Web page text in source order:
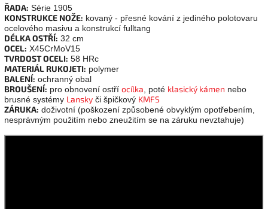
ŘADA: Série 1905
KONSTRUKCE NOŽE: kovaný - přesné kování z jediného polotovaru
ocelového masivu a konstrukcí fulltang
DÉLKA OSTŘÍ: 32 cm
OCEL: X45CrMoV15
TVRDOST OCELI: 58 HRc
MATERIÁL RUKOJETI: polymer
BALENÍ: ochranný obal
BROUŠENÍ: pro obnovení ostří ocílka , poté klasický kámen nebo
brusné systémy Lansky či špičkový KMFS
ZÁRUKA: doživotní (poškození způsobené obvyklým opotřebením,
nesprávným použitím nebo zneužitím se na záruku nevztahuje)